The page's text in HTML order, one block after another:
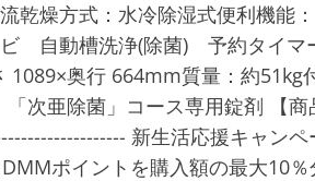
乾燥方式：水冷除湿式便利機能
自動槽洗浄(除菌) 予約タイマ
1089×奥行 664mm質量：約
亜除菌」コース専用錠剤 【商
新生活応援キャンペ
ポイントを購入額の最大10